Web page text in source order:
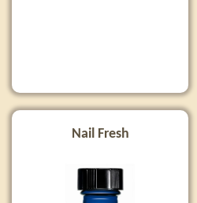
Nail Fresh